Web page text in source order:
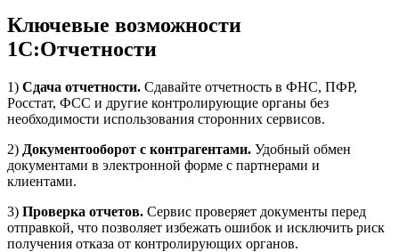
Ключевые возможности
1С:Отчетности
1) Сдача отчетности. Сдавайте отчетность в ФНС, ПФР,
Росстат, ФСС и другие контролирующие органы без
необходимости использования сторонних сервисов.
2) Документооборот с контрагентами. Удобный обмен
документами в электронной форме с партнерами и
клиентами.
3) Проверка отчетов. Сервис проверяет документы перед
отправкой, что позволяет избежать ошибок и исключить риск
получения отказа от контролирующих органов.